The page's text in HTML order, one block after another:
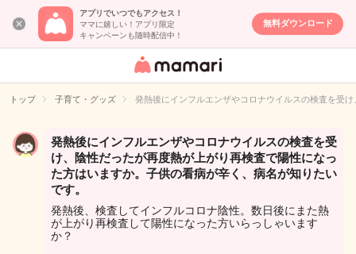
アプリでいつでもアクセス！
ママに嬉しい！アプリ限定
キャンペーンも随時配信中！
無料ダウンロード
女性専用匿名QA
イト
トップ 子育て・グッズ 発熱後にインフルエンザやコロナウイルスの検査を受
発熱後にインフルエンザやコロナウイルスの検査を受
け、陰性だったが再度熱が上がり再検査で陽性になっ
た方はいますか。子供の看病が辛く、病名が知りたい
です。
発熱後、検査してインフルコロナ陰性。数日後にまた熱
が上がり再検査して陽性になった方いらっしゃいます
か？